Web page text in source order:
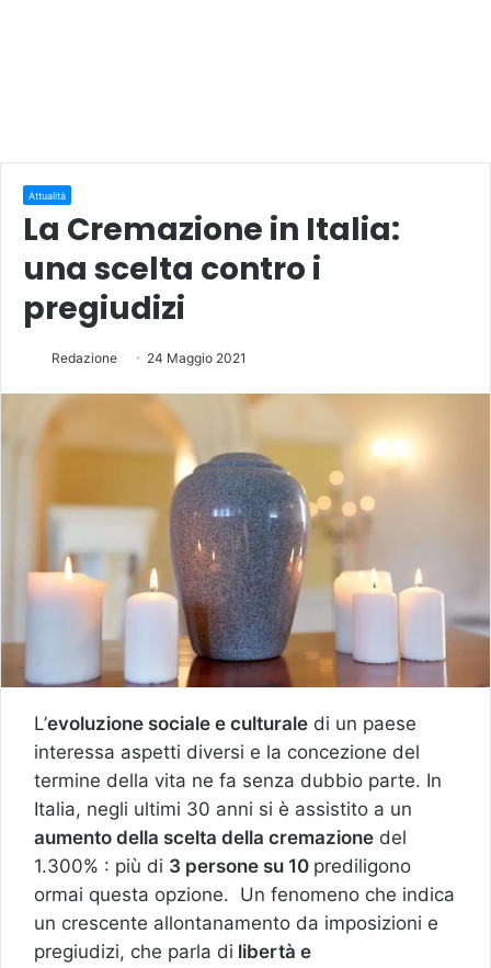
Attualità
La Cremazione in Italia:
una scelta contro i
pregiudizi
Redazione 24 Maggio 2021
L’evoluzione sociale e culturale di un paese
interessa aspetti diversi e la concezione del
termine della vita ne fa senza dubbio parte. In
Italia, negli ultimi 30 anni si è assistito a un
aumento della scelta della cremazione del
1.300% : più di 3 persone su 10 prediligono
ormai questa opzione. Un fenomeno che indica
un crescente allontanamento da imposizioni e
pregiudizi, che parla di libertà e